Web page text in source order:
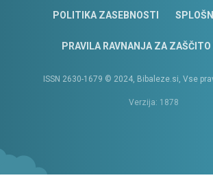
POLITIKA ZASEBNOSTI
PRAVILA RAVNANJA ZA ZAŠČITO
ISSN 2630-1679 © 2024, Bibaleze.si, Vse
Verzija: 1878